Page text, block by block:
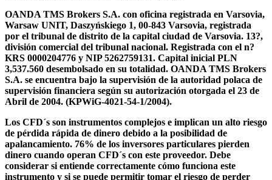
OANDA TMS Brokers S.A. con oficina registrada en Varsovia,
Warsaw UNIT, Daszyńskiego 1, 00-843 Varsovia, registrada
por el tribunal de distrito de la capital ciudad de Varsovia. 13?,
división comercial del tribunal nacional. Registrada con el n?
KRS 0000204776 y NIP 5262759131. Capital inicial PLN
3,537.560 desembolsado en su totalidad. OANDA TMS Brokers
S.A. se encuentra bajo la supervisión de la autoridad polaca de
supervisión financiera según su autorización otorgada el 23 de
Abril de 2004. (KPWiG-4021-54-1/2004).
Los CFD´s son instrumentos complejos e implican un alto riesgo
de pérdida rápida de dinero debido a la posibilidad de
apalancamiento. 76% de los inversores particulares pierden
dinero cuando operan CFD´s con este proveedor. Debe
considerar si entiende correctamente cómo funciona este
instrumento y si se puede permitir tomar el riesgo de perder